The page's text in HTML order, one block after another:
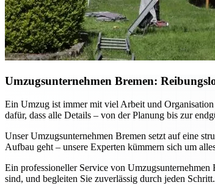
Umzugsunternehmen Bremen:
Ein Umzug ist immer mit viel Arbeit und
dafür, dass alle Details – von der Planung bis zur
Unser Umzugsunternehmen Bremen setzt auf eine
Aufbau geht – unsere Experten kümmern sich um
Ein professioneller Service von
sind, und begleiten Sie zuverlässig durch jeden